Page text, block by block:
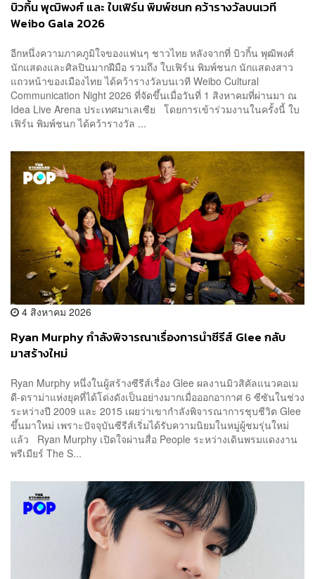
บิวกิ้น พุฒิพงศ์ และ ใบเฟิร์น พิมพ์ชนก คว้ารางวัลบนเวที
Weibo Gala 2026
อีกหนึ่งความภาคภูมิใจของแฟนๆ ชาวไทย หลังจากที่ บิวกิ้น พุฒิพงศ์
นักแสดงและศิลปินมากฝีมือ รวมถึง ใบเฟิร์น พิมพ์ชนก นักแสดงสาว
แถวหน้าของเมืองไทย ได้คว้ารางวัลบนเวที Weibo Cultural
Communication Night 2026 ที่จัดขึ้นเมื่อวันที่ 1 สิงหาคมที่ผ่านมา ณ
Idea Live Arena ประเทศมาเลเซีย โดยการเข้าร่วมงานในครั้งนี้ ใบ
เฟิร์น พิมพ์ชนก ได้คว้ารางวัล ...
4 สิงหาคม 2026
Ryan Murphy กำลังพิจารณาเรื่องการนำซีรีส์ Glee กลับ
มาสร้างใหม่
Ryan Murphy หนึ่งในผู้สร้างซีรีส์เรื่อง Glee ผลงานมิวสิคัลแนวคอเม
ดี-ดราม่าแห่งยุคที่ได้โด่งดังเป็นอย่างมากเมื่อออกอากาศ 6 ซีซันในช่วง
ระหว่างปี 2009 และ 2015 เผยว่าเขากำลังพิจารณาการชุบชีวิต Glee
ขึ้นมาใหม่ เพราะปัจจุบันซีรีส์เริ่มได้รับความนิยมในหมู่ผู้ชมรุ่นใหม่
แล้ว Ryan Murphy เปิดใจผ่านสื่อ People ระหว่างเดินพรมแดงงาน
พรีเมียร์ The S...